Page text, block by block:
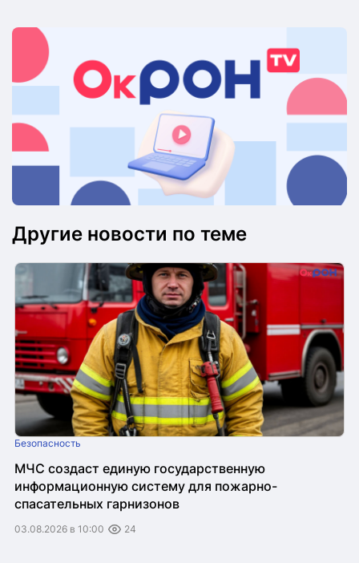
Другие новости по теме
Безопасность
МЧС создаст единую государственную
информационную систему для пожарно-
спасательных гарнизонов
03.08.2026 в 10:00 24